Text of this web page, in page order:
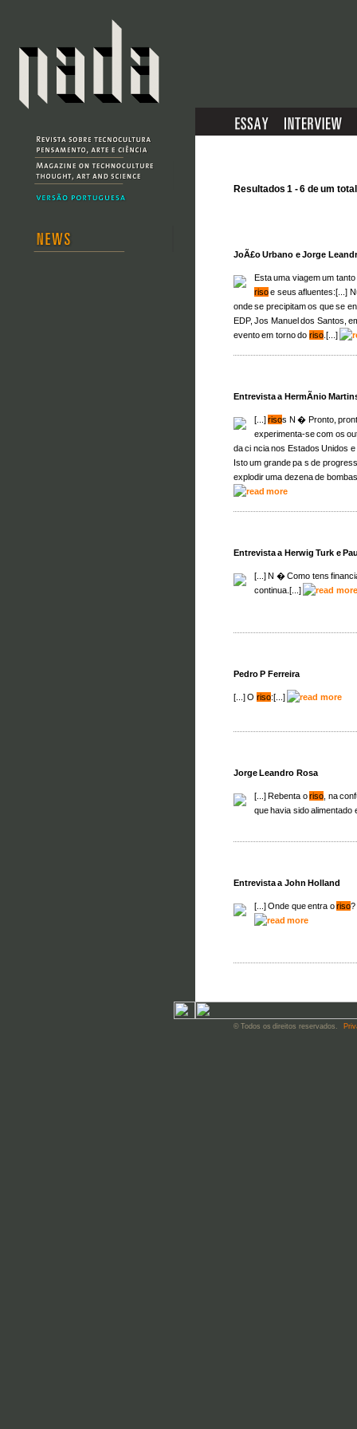
Resultados 1 - 6 de um
JoÃ£o Urbano e Jorge
Esta uma viagem um
risoe seus afluentes:[...]
onde se precipitam os que se
EDP, Jos Manuel dos Santos,
evento em torno do riso.[...]
Entrevista a HermÃ­nio
[...]risos N � Pronto,
experimenta-se com os
da ci ncia nos Estados Unidos
Isto um grande pa s de
explodir uma dezena de
Entrevista a Herwig Turk e
[...] N � Como tens
continua.[...]
Pedro P Ferreira
[...] O riso:[...]
Jorge Leandro Rosa
[...] Rebenta oriso , na
que havia sido alimentado
Entrevista a John Holland
[...] Onde que entra oriso?
© Todos os direitos reservados.